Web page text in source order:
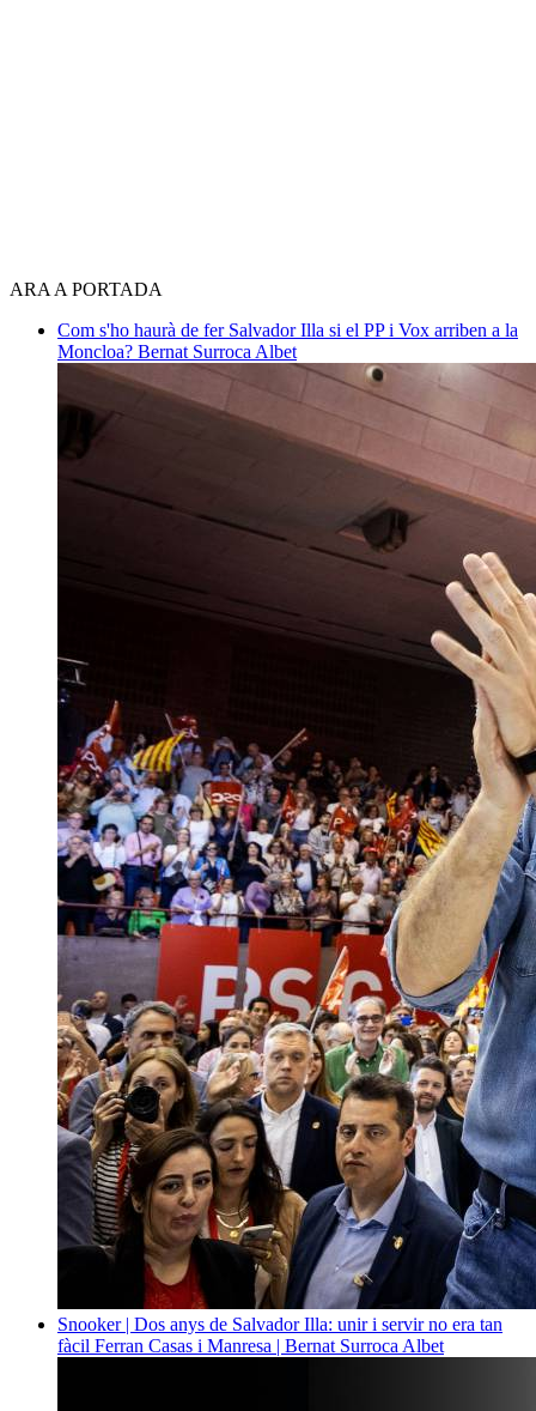
ARA A PORTADA
Com s'ho haurà de fer Salvador Illa si el PP i Vox arriben a la
Moncloa? Bernat Surroca Albet
Snooker | Dos anys de Salvador Illa: unir i servir no era tan
fàcil Ferran Casas i Manresa | Bernat Surroca Albet